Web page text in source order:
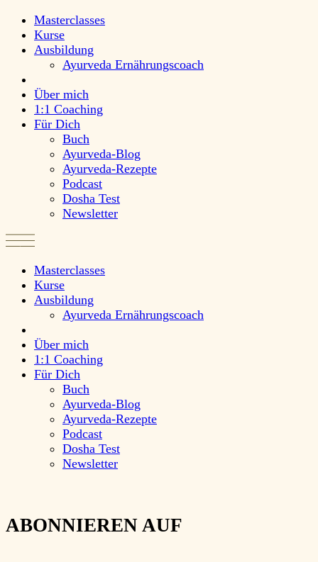
Masterclasses
Kurse
Ausbildung
Ayurveda Ernährungscoach
Über mich
1:1 Coaching
Für Dich
Buch
Ayurveda-Blog
Ayurveda-Rezepte
Podcast
Dosha Test
Newsletter
Masterclasses
Kurse
Ausbildung
Ayurveda Ernährungscoach
Über mich
1:1 Coaching
Für Dich
Buch
Ayurveda-Blog
Ayurveda-Rezepte
Podcast
Dosha Test
Newsletter
ABONNIEREN AUF